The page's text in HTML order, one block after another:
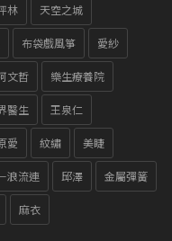
林 天空之城
布袋戲風箏 愛紗
文哲 樂生療養院
醫生 王泉仁
愛 紋繡 美睫
浪流連 邱澤 金屬彈簧
麻衣